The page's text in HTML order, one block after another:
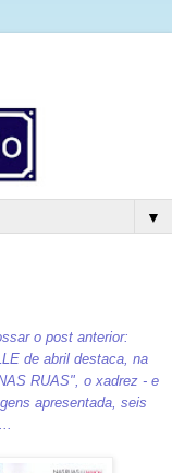
▼
o post anterior:
de abril destaca, na
RUAS", o xadrez - e
apresentada, seis